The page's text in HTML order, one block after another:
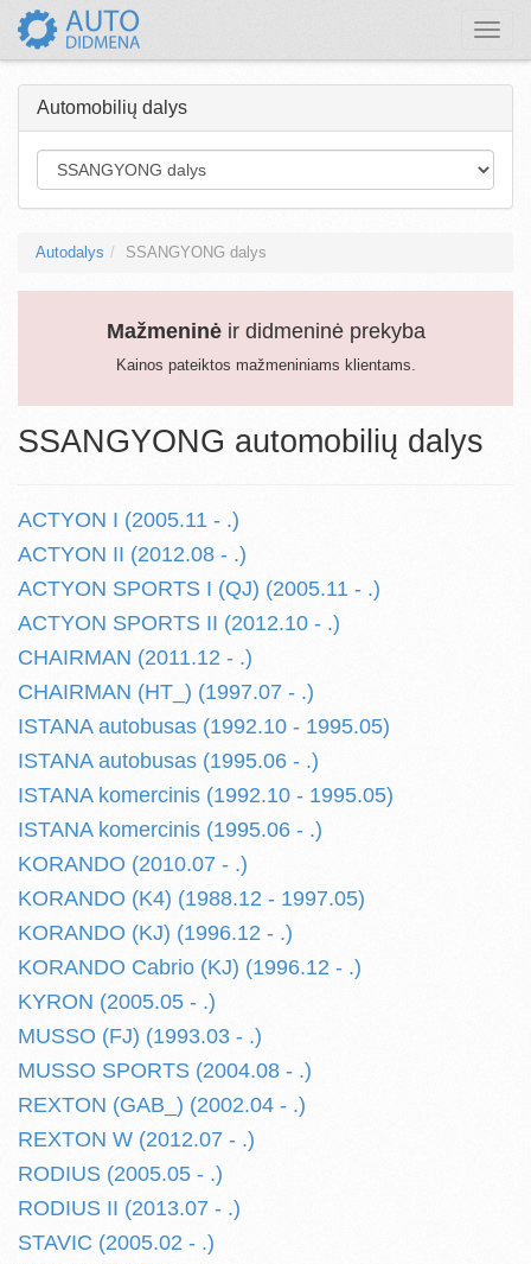
Toggle
Automobilių dalys
Autodalys SSANGYONG dalys
Mažmeninėir didmeninė prekyba
Kainos pateiktos mažmeniniams klientams.
SSANGYONG automobilių dalys
ACTYON I (2005.11 - .)
ACTYON II (2012.08 - .)
ACTYON SPORTS I (QJ) (2005.11 - .)
ACTYON SPORTS II (2012.10 - .)
CHAIRMAN (2011.12 - .)
CHAIRMAN (HT_) (1997.07 - .)
ISTANA autobusas (1992.10 - 1995.05)
ISTANA autobusas (1995.06 - .)
ISTANA komercinis (1992.10 - 1995.05)
ISTANA komercinis (1995.06 - .)
KORANDO (2010.07 - .)
KORANDO (K4) (1988.12 - 1997.05)
KORANDO (KJ) (1996.12 - .)
KORANDO Cabrio (KJ) (1996.12 - .)
KYRON (2005.05 - .)
MUSSO (FJ) (1993.03 - .)
MUSSO SPORTS (2004.08 - .)
REXTON (GAB_) (2002.04 - .)
REXTON W (2012.07 - .)
RODIUS (2005.05 - .)
RODIUS II (2013.07 - .)
STAVIC (2005.02 - .)